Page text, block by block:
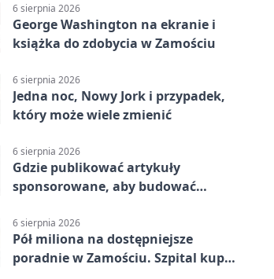
6 sierpnia 2026
George Washington na ekranie i
książka do zdobycia w Zamościu
6 sierpnia 2026
Jedna noc, Nowy Jork i przypadek,
który może wiele zmienić
6 sierpnia 2026
Gdzie publikować artykuły
sponsorowane, aby budować
6 sierpnia 2026
Pół miliona na dostępniejsze
poradnie w Zamościu. Szpital kupi